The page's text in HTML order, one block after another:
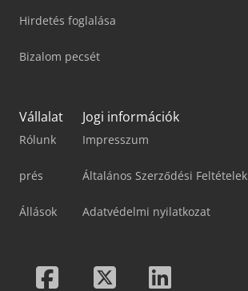
Hirdetés foglalása
Bizalom pecsét
Vállalat
Rólunk
prés
Állások
Jogi információk
Impresszum
Általános Szerződési Feltételek
Adatvédelmi nyilatkozat